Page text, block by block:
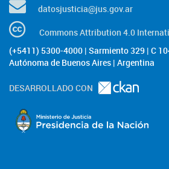
datosjusticia@jus.gov.ar
Commons Attribution 4.0
(+5411) 5300-4000 | Sarmiento 329 | C
Autónoma de Buenos Aires | Argentina
DESARROLLADO CON